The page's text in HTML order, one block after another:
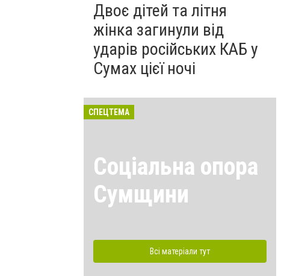
Двоє дітей та літня
жінка загинули від
ударів російських КАБ у
Сумах цієї ночі
СПЕЦТЕМА
Соціальна опора
Сумщини
Всі матеріали тут